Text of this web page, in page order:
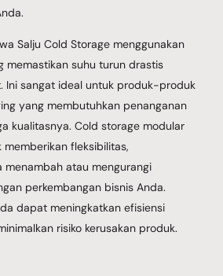
Salju Cold Storage menggunakan
memastikan suhu turun drastis
Ini sangat ideal untuk produk-produk
yang membutuhkan penanganan
kualitasnya. Cold storage modular
fleksibilitas,
menambah atau mengurangi
perkembangan bisnis Anda.
dapat meningkatkan efisiensi
risiko kerusakan produk.